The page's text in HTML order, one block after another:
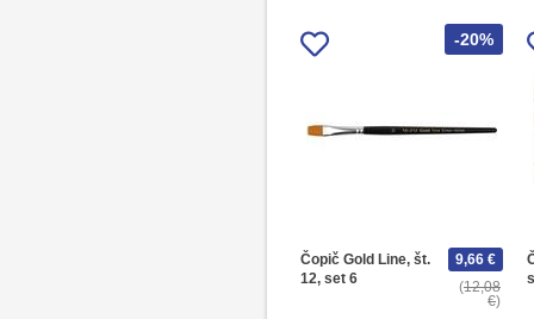
-20%
Čopič Gold Line, št.
12, set 6
12,08
€
9,66 €